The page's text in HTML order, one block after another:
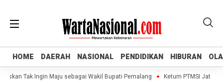
HOME DAERAH NASIONAL PENDIDIKAN HIBURAN
HOME DAERAH NASIONAL PENDIDIKAN HIBURAN
Tak Ingin Maju sebagai Wakil Bupati Pemalang Ketum PTMSI Jateng